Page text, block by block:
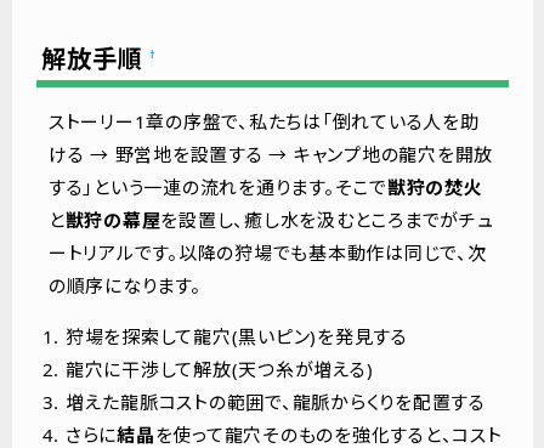
解放手順 †
ストーリー1章の序盤で、私たちは「倒れている人を助
ける → 野営地を設置する → キャンプ地の龍穴を開放
する」という一連の流れを通ります。そこで獣狩の焚火
と獣狩の幕屋を設置し、癒し水を汲むところまでがチュ
ートリアルです。以降の狩場でも基本動作は同じで、次
の順序になります。
狩場を探索して龍穴(黒いピン)を発見する
龍穴に干渉して解放(天つ糸が増える)
増えた龍脈コストの範囲で、龍脈からくりを配置する
さらに結晶を使って龍穴そのものを強化すると、コスト